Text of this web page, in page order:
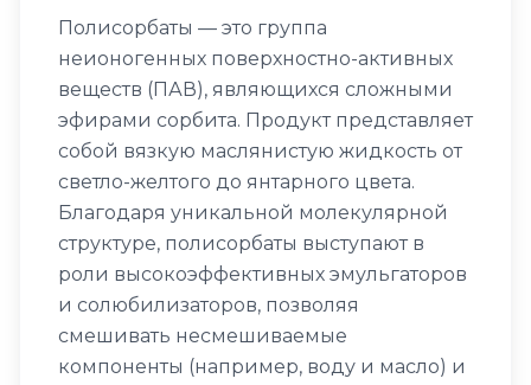
Полисорбаты — это группа
неионогенных поверхностно-активных
веществ (ПАВ), являющихся сложными
эфирами сорбита. Продукт представляет
собой вязкую маслянистую жидкость от
светло-желтого до янтарного цвета.
Благодаря уникальной молекулярной
структуре, полисорбаты выступают в
роли высокоэффективных эмульгаторов
и солюбилизаторов, позволяя
смешивать несмешиваемые
компоненты (например, воду и масло) и